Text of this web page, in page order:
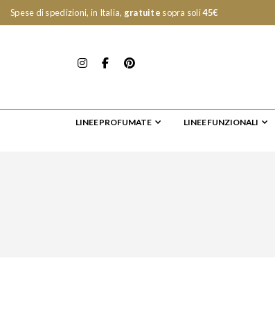
Spese di spedizioni, in Italia, gratuite sopra soli45€
LINEE PROFUMATE LINEE FUNZIONALI